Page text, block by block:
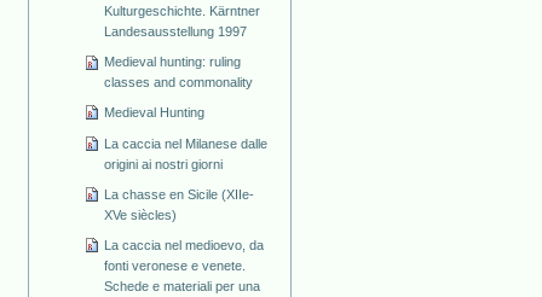
Kulturgeschichte. Kärntner
Landesausstellung 1997
Medieval hunting: ruling
classes and commonality
Medieval Hunting
La caccia nel Milanese dalle
origini ai nostri giorni
La chasse en Sicile (XIIe-
XVe siècles)
La caccia nel medioevo, da
fonti veronese e venete.
Schede e materiali per una